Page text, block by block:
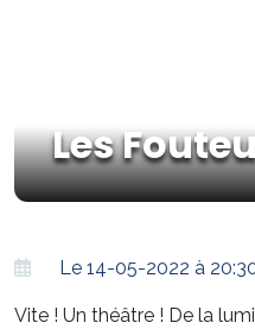
Les
Le 14-05-2022 à
Vite ! Un théâtre ! De la